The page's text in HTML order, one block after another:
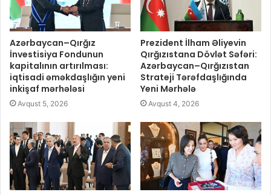
Azərbaycan–Qırğız
İnvestisiya Fondunun
kapitalının artırılması:
iqtisadi əməkdaşlığın yeni
inkişaf mərhələsi
Avqust 5, 2026
Prezident İlham Əliyevin
Qırğızıstana Dövlət Səfəri:
Azərbaycan–Qırğızıstan
Strateji Tərəfdaşlığında
Yeni Mərhələ
Avqust 4, 2026